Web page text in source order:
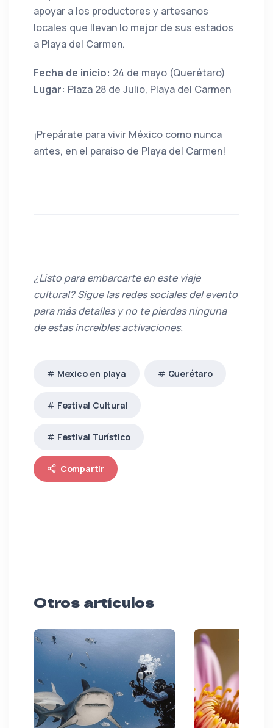
apoyar a los productores y artesanos
locales que llevan lo mejor de sus estados
a Playa del Carmen.
Fecha de inicio: 24 de mayo (Querétaro)
Lugar: Plaza 28 de Julio, Playa del Carmen
¡Prepárate para vivir México como nunca
antes, en el paraíso de Playa del Carmen!
¿Listo para embarcarte en este viaje
cultural? Sigue las redes sociales del evento
para más detalles y no te pierdas ninguna
de estas increíbles activaciones.
Mexico en playa Querétaro
Festival Cultural
Festival Turístico
Compartir
Otros artículos